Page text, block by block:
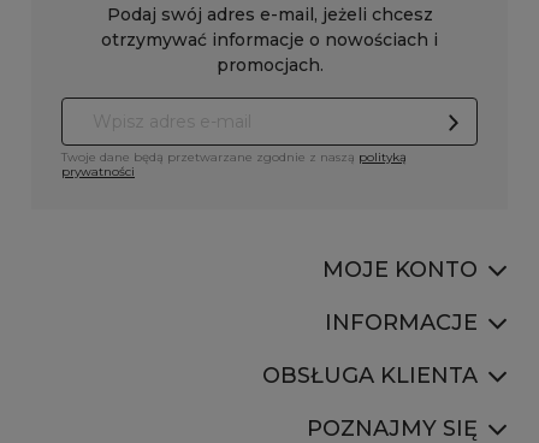
Podaj swój adres e-mail, jeżeli chcesz
otrzymywać informacje o nowościach i
promocjach.
Twoje dane będą przetwarzane zgodnie z naszą polityką
prywatności
MOJE KONTO
INFORMACJE
OBSŁUGA KLIENTA
POZNAJMY SIĘ